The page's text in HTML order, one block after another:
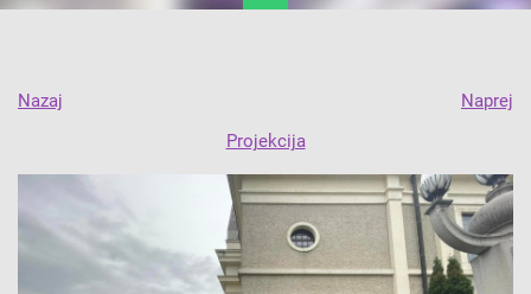
Nazaj
Naprej
Projekcija